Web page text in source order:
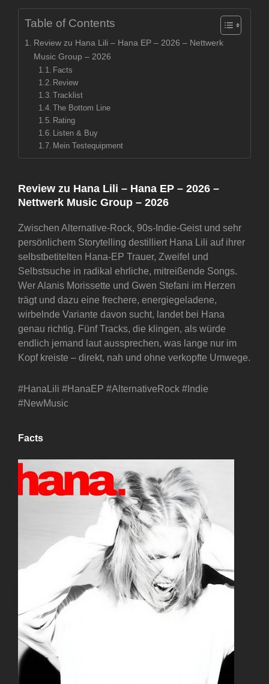
Table of Contents
Review zu Hana Lili – Hana EP – 2026 – Nettwerk
Music Group – 2026
Facts
Review
Tracklist
The Bottom Line
Rating
Listen & Buy
Mein Testequipment
Review zu Hana Lili – Hana EP – 2026 –
Nettwerk Music Group – 2026
Zwischen Alternative-Rock, 90s-Indie-Geist und sehr
persönlichem Storytelling destilliert Hana Lili auf ihrer
selbstbetitelten Hana-EP Trauer, Zweifel und
Selbstsuche in radikal ehrliche, mitreißende Songs.
Wer Alanis Morissette und Gwen Stefani im Herzen
trägt und dazu eine frechere, energiegeladene,
wirbelnde Variante davon sucht, landet bei Hana
genau richtig. Fünf Tracks, die klingen, als würde
endlich jemand laut aussprechen, was lange nur im
Kopf kreiste – direkt, nah und ohne verkopfte Umwege.
#HanaLili #HanaEP #AlternativeRock #Indie
#NewMusic
Facts